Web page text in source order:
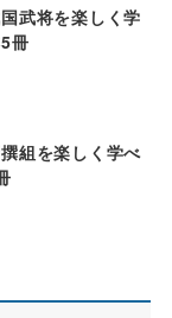
武将を楽しく学
冊
組を楽しく学べ